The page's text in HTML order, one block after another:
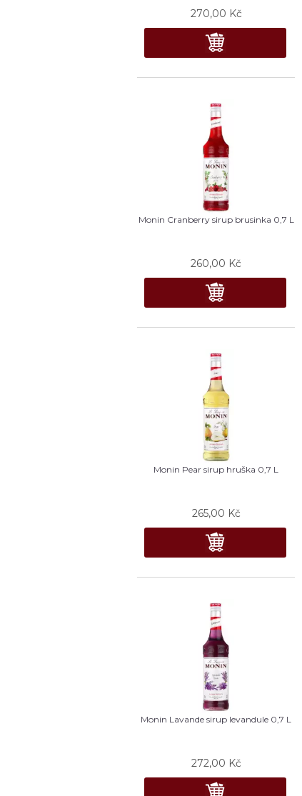
270,00 Kč
Monin Cranberry sirup brusinka 0,7 L
260,00 Kč
Monin Pear sirup hruška 0,7 L
265,00 Kč
Monin Lavande sirup levandule 0,7 L
272,00 Kč